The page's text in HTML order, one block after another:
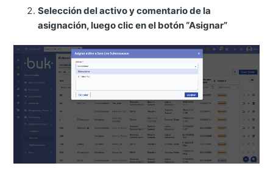
Selección del activo y comentario de la
asignación, luego clic en el botón “Asignar”